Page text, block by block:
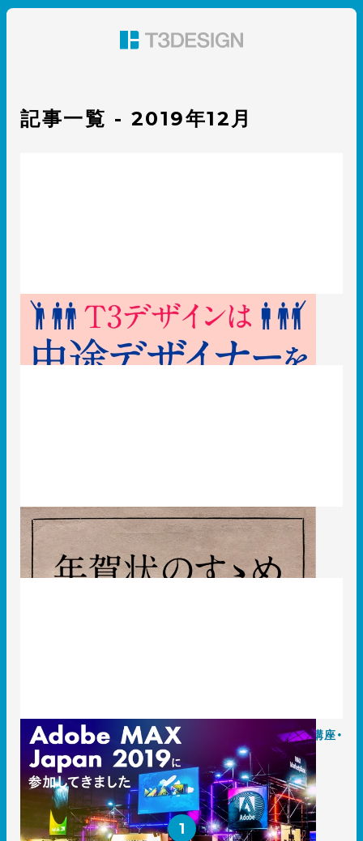
ン 株式会社T3デザイン
記事一覧 - 2019年12月
〈採用〉中途デザイナー募集！T3デザインの特徴5選
2019.12.17 T3のコト
パッケージデザイン会社による年賀状のすゝめ
2019.12.17 社員ブログ
Adobe MAX JAPAN 2019に行ってきました。体験・講座・
エンタメ性も！
2019.12.17 レポート
1